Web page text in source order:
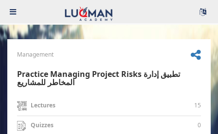
Management
Practice Managing Project Risks تطبيق إدارة
المخاطر للمشاريع
Lectures 15
Quizzes 0